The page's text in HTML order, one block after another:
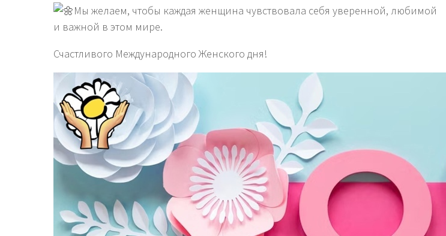
Мы желаем, чтобы каждая женщина чувствовала себя уверенной, любимой
и важной в этом мире.
Счастливого Международного Женского дня!